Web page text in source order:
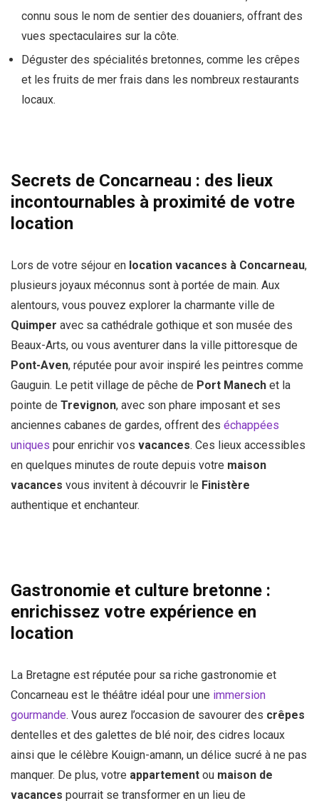
connu sous le nom de sentier des douaniers, offrant des
vues spectaculaires sur la côte.
Déguster des spécialités bretonnes, comme les crêpes
et les fruits de mer frais dans les nombreux restaurants
locaux.
Secrets de Concarneau : des lieux
incontournables à proximité de votre
location
Lors de votre séjour en location vacances à Concarneau,
plusieurs joyaux méconnus sont à portée de main. Aux
alentours, vous pouvez explorer la charmante ville de
Quimper avec sa cathédrale gothique et son musée des
Beaux-Arts, ou vous aventurer dans la ville pittoresque de
Pont-Aven, réputée pour avoir inspiré les peintres comme
Gauguin. Le petit village de pêche de Port Manech et la
pointe de Trevignon, avec son phare imposant et ses
anciennes cabanes de gardes, offrent des échappées
uniques pour enrichir vos vacances. Ces lieux accessibles
en quelques minutes de route depuis votre maison
vacances vous invitent à découvrir le Finistère
authentique et enchanteur.
Gastronomie et culture bretonne :
enrichissez votre expérience en
location
La Bretagne est réputée pour sa riche gastronomie et
Concarneau est le théâtre idéal pour une immersion
gourmande. Vous aurez l’occasion de savourer des crêpes
dentelles et des galettes de blé noir, des cidres locaux
ainsi que le célèbre Kouign-amann, un délice sucré à ne pas
manquer. De plus, votre appartement ou maison de
vacances pourrait se transformer en un lieu de